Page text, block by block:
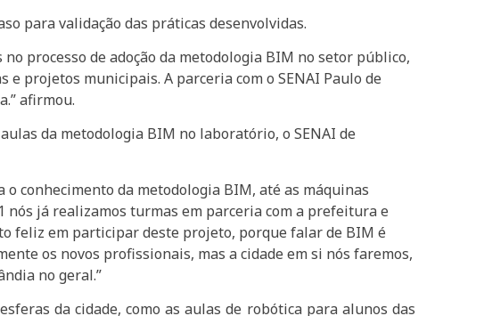
para validação das práticas desenvolvidas.
processo de adoção da metodologia BIM no setor público,
projetos municipais. A parceria com o SENAI Paulo de
afirmou.
da metodologia BIM no laboratório, o SENAI de
conhecimento da metodologia BIM, até as máquinas
nós já realizamos turmas em parceria com a prefeitura e
feliz em participar deste projeto, porque falar de BIM é
os novos profissionais, mas a cidade em si nós faremos,
no geral.”
da cidade, como as aulas de robótica para alunos das